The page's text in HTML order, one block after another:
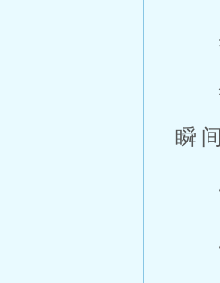
瞬